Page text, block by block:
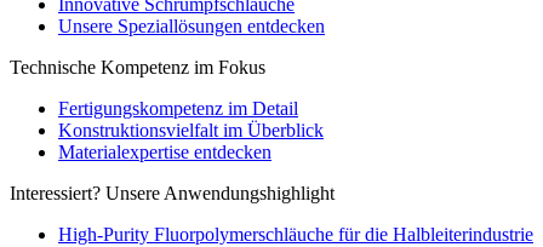
Unsere Speziallösungen entdecken
Technische Kompetenz im Fokus
Fertigungskompetenz im Detail
Konstruktionsvielfalt im Überblick
Materialexpertise entdecken
Interessiert? Unsere Anwendungshighlight
High-Purity Fluorpolymerschläuche für die Halbleiterindustrie